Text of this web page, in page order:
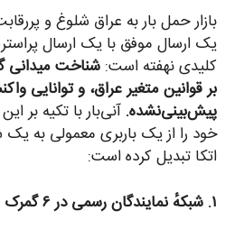
بازار حمل بار به عراق شلوغ و
یک ارسال موفق با یک ارسال
کلیدی نهفته است: شناخت میدانی
بر قوانین متغیر عراق، و توانایی
پیش‌بینی‌نشده. آنی‌بار با تکیه بر
خود را از یک باربری معمولی به
اتکا تبدیل کرده است:
۱. شبکهٔ نمایندگان رسمی در ۶ گمرک مرزی عراق